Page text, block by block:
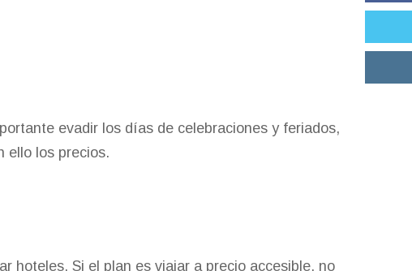
evadir los días de celebraciones y feriados,
ello los precios.
hoteles. Si el plan es viajar a precio accesible, no